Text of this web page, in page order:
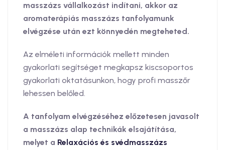
masszázs vállalkozást indítani, akkor az
aromaterápiás masszázs tanfolyamunk
elvégzése után ezt könnyedén megteheted.
Az elméleti információk mellett minden
gyakorlati segítséget megkapsz kiscsoportos
gyakorlati oktatásunkon, hogy profi masszőr
lehessen belőled.
A tanfolyam elvégzéséhez előzetesen javasolt
a masszázs alap technikák elsajátítása,
melyet a Relaxációs és svédmasszázs